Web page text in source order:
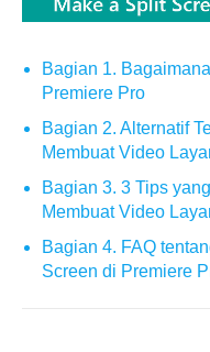
Bagian 1.
Premiere Pro
Bagian 2. Alternatif
Membuat Video
Bagian 3. 3 Tips
Membuat Video
Bagian 4. FAQ
Screen di Premiere